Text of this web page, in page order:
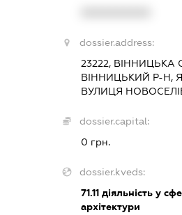
dossier.address:
23222, ВІННИЦЬКА
ВІННИЦЬКИЙ Р-Н,
ВУЛИЦЯ
dossier.capital:
0 грн.
dossier.kveds:
71.11діяльність у
архітектури